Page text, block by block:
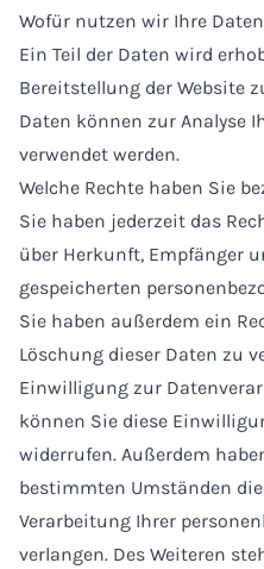
Wofür nutzen wir Ihre
Ein Teil der Daten wird
Bereitstellung der Website
Daten können zur Analyse
verwendet werden.
Welche Rechte haben Sie
Sie haben jederzeit das
über Herkunft, Empfänger
gespeicherten
Sie haben außerdem ein
Löschung dieser Daten zu
Einwilligung zur
können Sie diese
widerrufen. Außerdem
bestimmten Umständen
Verarbeitung Ihrer
verlangen. Des Weiteren